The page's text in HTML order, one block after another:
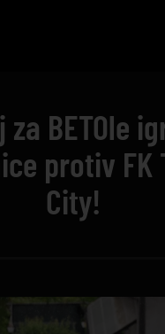
za BETOle
protiv FK
City!